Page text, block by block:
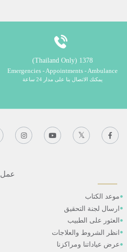
1378 (Thailand Only)
Emergencies - Appointments - Ambulance
يمكنك الاتصال بنا على مدار 24 ساعة
عمل
موعد الكتاب
ارسال لجنة التحقيق
العثور على الطبيب
انظر الشروط والعلاجات
عرض عياداتنا ومراكزنا